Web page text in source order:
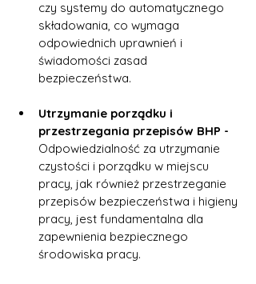
czy systemy do automatycznego
składowania, co wymaga
odpowiednich uprawnień i
świadomości zasad
bezpieczeństwa.
Utrzymanie porządku i
przestrzegania przepisów BHP -
Odpowiedzialność za utrzymanie
czystości i porządku w miejscu
pracy, jak również przestrzeganie
przepisów bezpieczeństwa i higieny
pracy, jest fundamentalna dla
zapewnienia bezpiecznego
środowiska pracy.